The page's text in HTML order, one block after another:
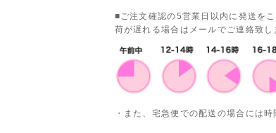
■ご注文確認の5営業日以内に発送を
荷が遅れる場合はメールでご連絡致し
・また、宅急便での配送の場合には